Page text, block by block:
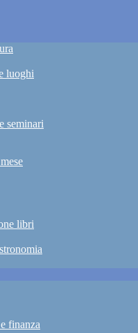
luoghi
seminari
libri
finanza